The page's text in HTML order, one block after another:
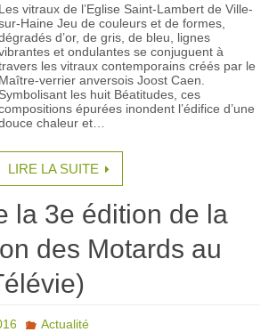
Les vitraux de l’Eglise Saint-Lambert de Ville-
Haine Jeu de couleurs et de formes,
d’or, de gris, de bleu, lignes
et ondulantes se conjuguent à
les vitraux contemporains créés par le
Maître-verrier anversois Joost Caen.
Symbolisant les huit Béatitudes, ces
épurées inondent l’édifice d’une
chaleur et…
LIRE LA SUITE
la 3e édition de la
des Motards au
Actualité